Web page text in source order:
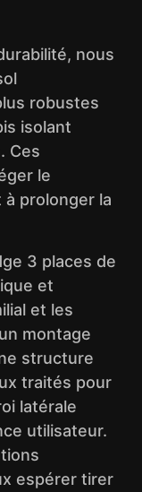
nous
robustes
isolant
Ces
le
prolonger la
3 places de
et
et les
montage
structure
traités pour
latérale
utilisateur.
espérer tirer